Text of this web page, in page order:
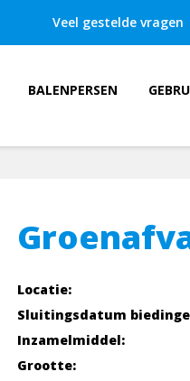
Veel gestelde vragen
BALENPERSEN
Locatie:
Sluitingsdatum
Inzamelmiddel:
Grootte: